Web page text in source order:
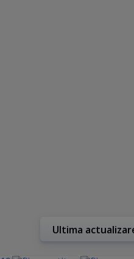
Ultima